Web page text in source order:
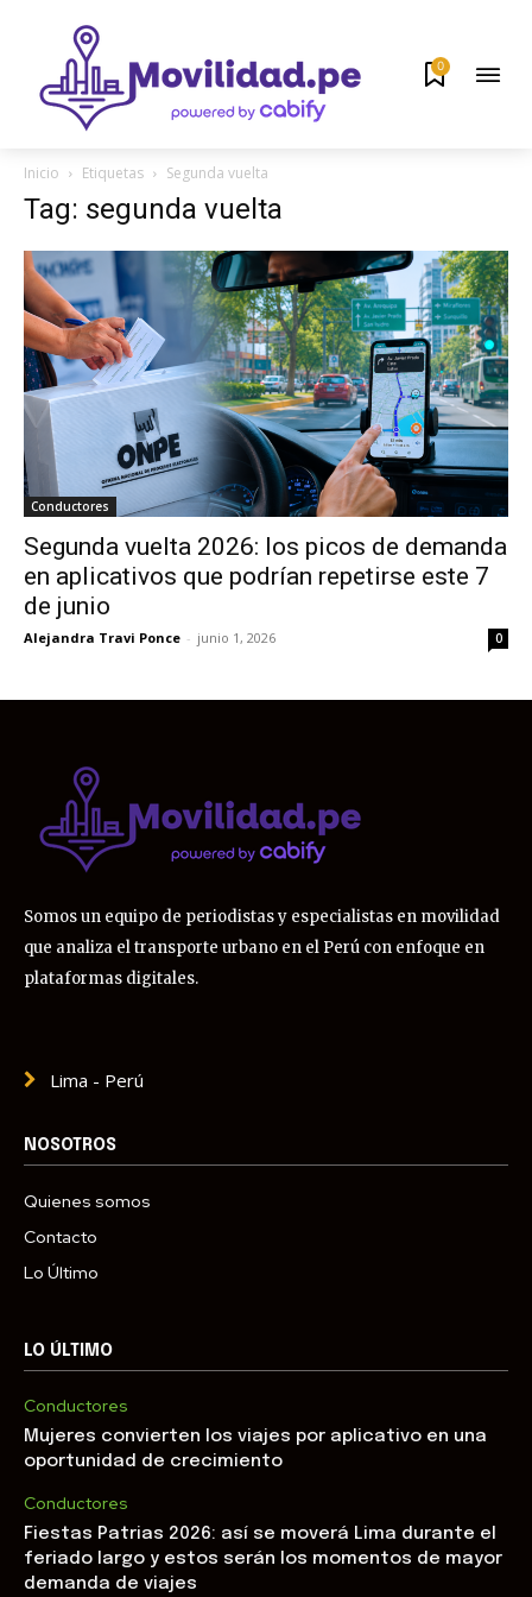
0
Inicio Etiquetas Segunda vuelta
Tag: segunda vuelta
Conductores
Segunda vuelta 2026: los picos de demanda
en aplicativos que podrían repetirse este 7
de junio
Alejandra Travi Ponce - junio 1, 2026 0
Somos un equipo de periodistas y especialistas en movilidad
que analiza el transporte urbano en el Perú con enfoque en
plataformas digitales.
Lima - Perú
NOSOTROS
Quienes somos
Contacto
Lo Último
LO ÚLTIMO
Conductores
Mujeres convierten los viajes por aplicativo en una
oportunidad de crecimiento
Conductores
Fiestas Patrias 2026: así se moverá Lima durante el
feriado largo y estos serán los momentos de mayor
demanda de viajes